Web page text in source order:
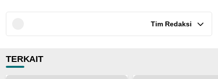
Tim Redaksi
TERKAIT